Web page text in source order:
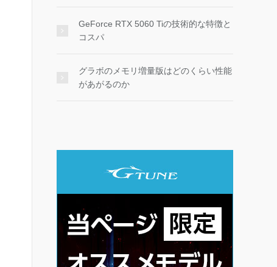
GeForce RTX 5060 Tiの技術的な特徴と
コスパ
グラボのメモリ増量版はどのくらい性能
があがるのか